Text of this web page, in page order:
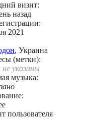
визит:
назад
2021
, Украина
(метки):
указаны
музыка:
пользователя